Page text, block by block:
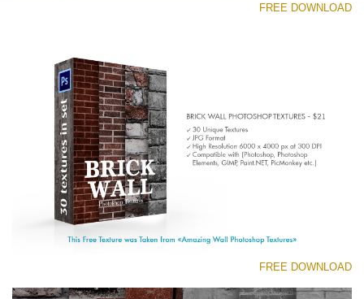
رجاء اختر
Free Photoshop Texture #5 Small 800*533px
FREE DOWNLOAD
FREE DOWNLOAD